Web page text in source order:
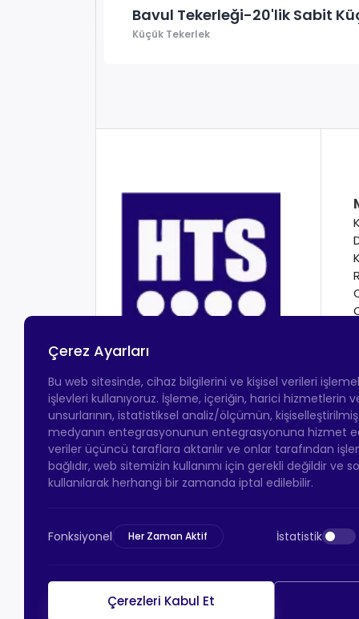
Bavul Tekerleği-20'lik Sabit
Küçük Tekerlek
Çerez Ayarları
Bu web sitesinde, cihaz bilgilerini ve kişisel verileri
işlevleri kullanıyoruz. İşleme, içeriğin, harici hizmetlerin
unsurlarının, istatistiksel analiz/ölçümün, kişiselleştirilmiş
medyanın entegrasyonunun entegrasyonuna hizmet
veriler üçüncü taraflara aktarılır ve onlar tarafından
bağlıdır, web sitemizin kullanımı için gerekli değildir ve
kullanılarak herhangi bir zamanda iptal edilebilir.
Fonksiyonel Her Zaman Aktif İstatistik
Çerezleri Kabul Et